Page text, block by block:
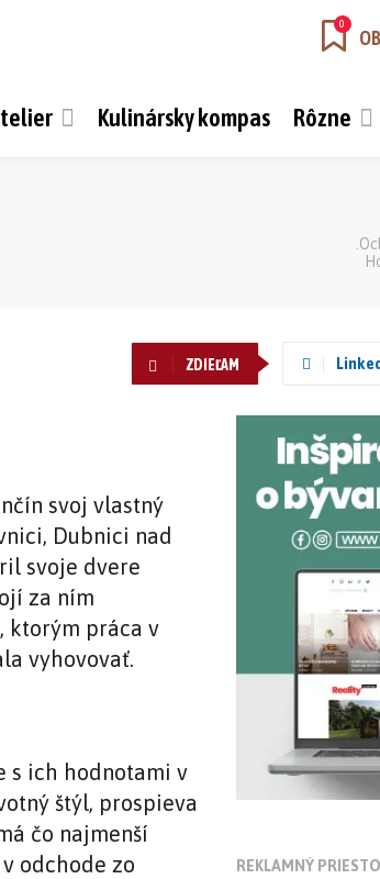
0
Kulinársky kompas Rôzne
ZDIEĽAM
svoj vlastný
Dubnici nad
svoje dvere
za ním
ktorým práca v
vyhovovať.
s ich hodnotami v
štýl, prospieva
čo najmenší
odchode zo
REKLAMNÝ